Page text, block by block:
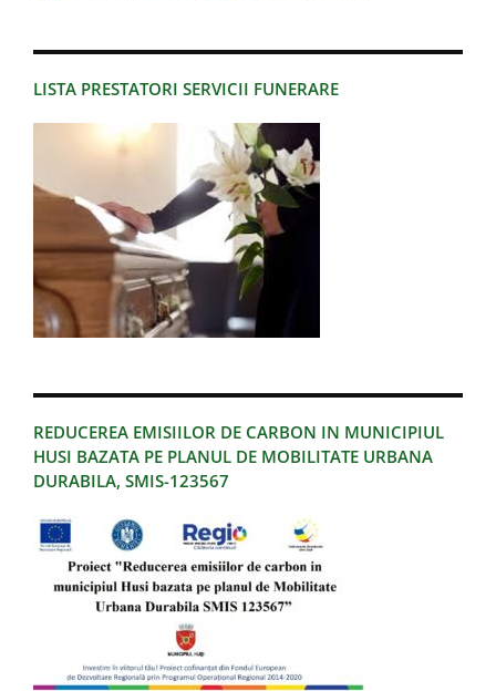
LISTA PRESTATORI SERVICII FUNERARE
REDUCEREA EMISIILOR DE CARBON IN MUNICIPIUL
HUSI BAZATA PE PLANUL DE MOBILITATE URBANA
DURABILA, SMIS-123567